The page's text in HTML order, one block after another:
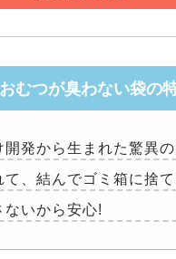
むつが臭わない袋の
開発から生まれた驚異
て、結んでゴミ箱に捨
ないから安心!